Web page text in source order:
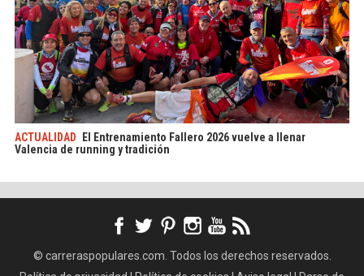
ACTUALIDAD
El Entrenamiento Fallero 2026 vuelve a llenar
Valencia de running y tradición
© carreraspopulares.com. Todos los derechos reservados.